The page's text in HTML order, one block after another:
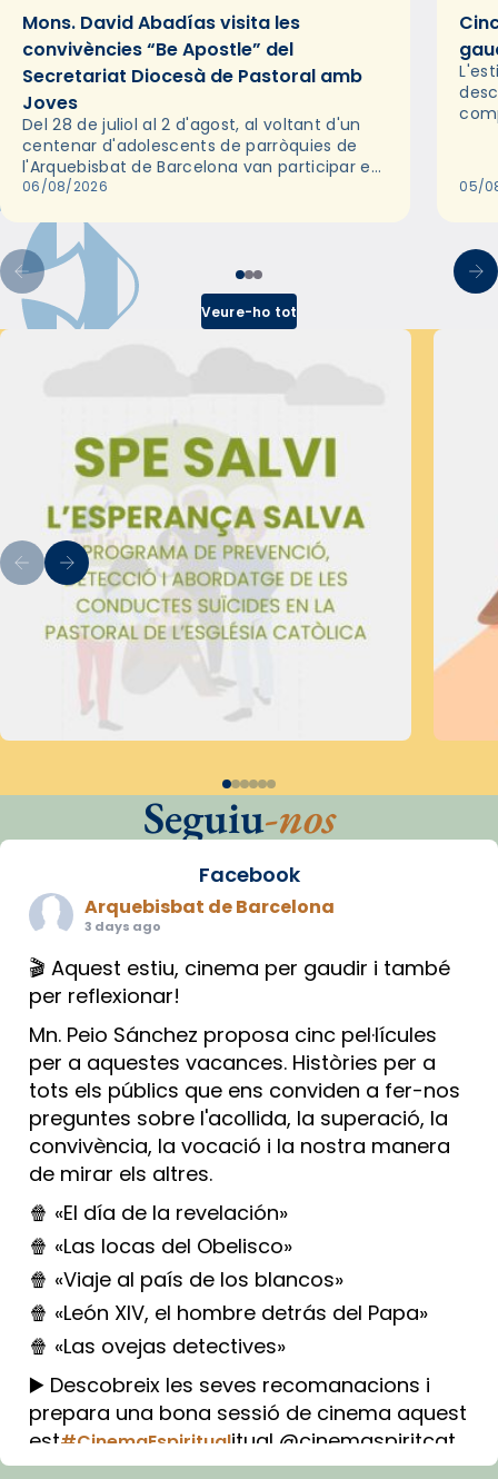
Mons. David Abadías visita les
convivències “Be Apostle” del
Secretariat Diocesà de Pastoral amb
Joves
Del 28 de juliol al 2 d'agost, al voltant d'un
centenar d'adolescents de parròquies de
l'Arquebisbat de Barcelona van participar en
les convivències Be Apostle, organitzades
06/08/2026 05/
Veure-ho tot
Seguiu-nos
Facebook
Arquebisbat de Barcelona
3 days ago
🎬 Aquest estiu, cinema per gaudir i també
per reflexionar!
Mn. Peio Sánchez proposa cinc pel·lícules
per a aquestes vacances. Històries per a
tots els públics que ens conviden a fer-nos
preguntes sobre l'acollida, la superació, la
convivència, la vocació i la nostra manera
de mirar els altres.
🍿 «El día de la revelación»
🍿 «Las locas del Obelisco»
🍿 «Viaje al país de los blancos»
🍿 «León XIV, el hombre detrás del Papa»
🍿 «Las ovejas detectives»
▶️ Descobreix les seves recomanacions i
prepara una bona sessió de cinema aquest
est#CinemaEspiritualitual @cinemaspiritcat